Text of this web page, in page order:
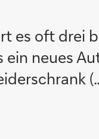
es oft drei
ein neues